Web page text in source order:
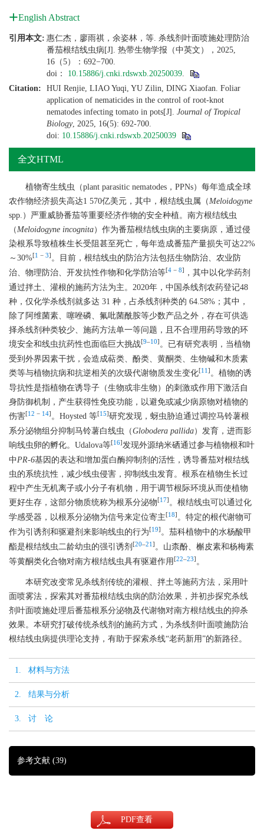
English Abstract
引用本文: 惠仁杰，廖雨祺，余姿林，等. 杀线剂叶面喷施处理防治
番茄根结线虫病[J]. 热带生物学报（中英文），2025,
16（5）：692−700.
doi： 10.15886/j.cnki.rdswxb.20250039.
Citation:
HUI Renjie, LIAO Yuqi, YU Zilin, DING Xiaofan. Foliar
application of nematicides in the control of root-knot
nematodes infecting tomato in pots[J]. Journal of Tropical
Biology, 2025, 16(5): 692-700.
doi: 10.15886/j.cnki.rdswxb.20250039
全文HTML
植物寄生线虫（plant parasitic nematodes，PPNs）每年造成全球
农作物经济损失高达1 570亿美元，其中，根结线虫属（Meloidogyne
spp.）严重威胁番茄等重要经济作物的安全种植。南方根结线虫
（Meloidogyne incognita）作为番茄根结线虫病的主要病原，通过侵
染根系导致植株生长受阻甚至死亡，每年造成番茄产量损失可达22%
～30%[1 − 3] 。目前，根结线虫的防治方法包括生物防治、农业防
治、物理防治、开发抗性作物和化学防治等[4 − 8]
，其中以化学药剂
通过拌土、灌根的施药方法为主。2020年，中国杀线剂农药登记48
种，仅化学杀线剂就多达 31 种，占杀线剂种类的 64.58%；其中，
除了阿维菌素、噻唑磷、氟吡菌酰胺等少数产品之外，存在可供选
择杀线剂种类较少、施药方法单一等问题，且不合理用药导致的环
境安全和线虫抗药性也面临巨大挑战[9–10] 。已有研究表明，当植物
受到外界因素干扰，会造成萜类、酚类、黄酮类、生物碱和木质素
类等与植物抗病和抗逆相关的次级代谢物质发生变化[11 ] 。植物的诱
导抗性是指植物在诱导子（生物或非生物）的刺激或作用下激活自
身防御机制，产生获得性免疫功能，以避免或减少病原物对植物的
伤害[12 − 14] 。Hoysted 等[15]研究发现，蚜虫胁迫通过调控马铃薯根
系分泌物组分抑制马铃薯白线虫（Globodera pallida）发育，进而影
响线虫卵的孵化。Udalova等[16]发现外源纳米硒通过参与植物根和叶
中PR-6基因的表达和增加蛋白酶抑制剂的活性，诱导番茄对根结线
虫的系统抗性，减少线虫侵害，抑制线虫发育。根系在植物生长过
程中产生无机离子或小分子有机物，用于调节根际环境从而使植物
更好生存，这部分物质统称为根系分泌物[17] 。根结线虫可以通过化
学感受器，以根系分泌物为信号来定位寄主[18] 。特定的根代谢物可
作为引诱剂和驱避剂来影响线虫的行为[19] 。茄科植物中的水杨酸甲
酯是根结线虫二龄幼虫的强引诱剂 [20–21 ] 。山柰酚、槲皮素和杨梅素
等黄酮类化合物对南方根结线虫具有驱避作用 [22–23] 。
本研究改变常见杀线剂传统的灌根、拌土等施药方法，采用叶
面喷雾法，探索其对番茄根结线虫病的防治效果，并初步探究杀线
剂叶面喷施处理后番茄根系分泌物及代谢物对南方根结线虫的抑杀
效果。本研究打破传统杀线剂的施药方式，为杀线剂叶面喷施防治
根结线虫病提供理论支持，有助于探索杀线“老药新用”的新路径。
1. 材料与方法
2. 结果与分析
3. 讨 论
参考文献 (39)
PDF查看